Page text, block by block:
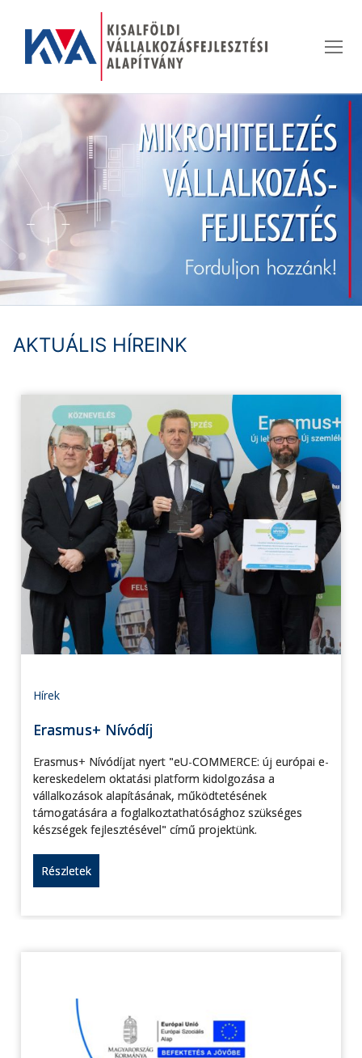
tartalomra
AKTUÁLIS HÍREINK
Hírek
Erasmus+ Nívódíj
Erasmus+ Nívódíjat nyert "eU-COMMERCE: új európai e-
kereskedelem oktatási platform kidolgozása a
vállalkozások alapításának, működtetésének
támogatására a foglalkoztathatósághoz szükséges
készségek fejlesztésével" című projektünk.
Részletek